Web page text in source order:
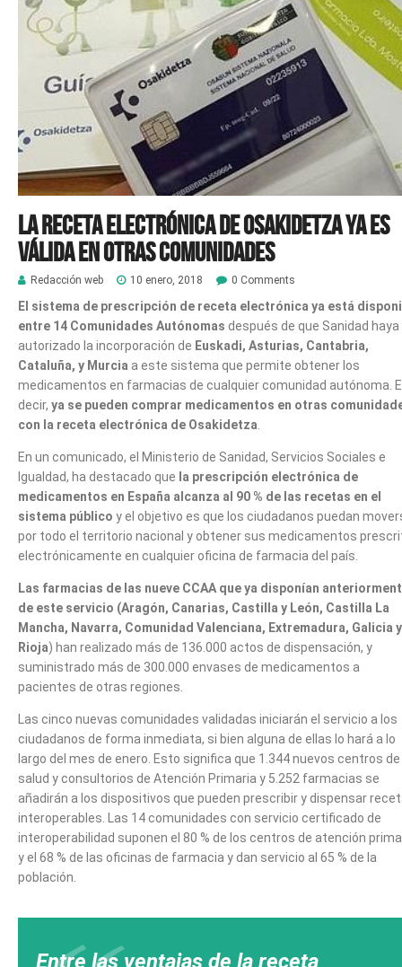
La receta electrónica de Osakidetza ya es
válida en otras comunidades
Redacción web 10 enero, 2018 0 Comments
El sistema de prescripción de receta electrónica ya está
entre 14 Comunidades Autónomas después de que Sanidad haya
autorizado la incorporación de Euskadi, Asturias, Cantabria,
Cataluña, y Murcia a este sistema que permite obtener los
medicamentos en farmacias de cualquier comunidad autónoma.
decir, ya se pueden comprar medicamentos en otras
con la receta electrónica de Osakidetza
En un comunicado, el Ministerio de Sanidad, Servicios Sociales e
Igualdad, ha destacado que la prescripción electrónica de
medicamentos en España alcanza al 90 % de las recetas en el
sistema público y el objetivo es que los ciudadanos puedan
por todo el territorio nacional y obtener sus medicamentos
electrónicamente en cualquier oficina de farmacia del país.
Las farmacias de las nueve CCAA que ya disponían
de este servicio (Aragón, Canarias, Castilla y León, Castilla La
Mancha, Navarra, Comunidad Valenciana, Extremadura, Galicia
Rioja) han realizado más de 136.000 actos de dispensación, y
suministrado más de 300.000 envases de medicamentos a
pacientes de otras regiones.
Las cinco nuevas comunidades validadas iniciarán el servicio a los
ciudadanos de forma inmediata, si bien alguna de ellas lo hará a lo
largo del mes de enero. Esto significa que 1.344 nuevos centros de
salud y consultorios de Atención Primaria y 5.252 farmacias se
añadirán a los dispositivos que pueden prescribir y dispensar
interoperables. Las 14 comunidades con servicio certificado de
interoperabilidad suponen el 80 % de los centros de atención
y el 68 % de las oficinas de farmacia y dan servicio al 65 % de la
población.
Entre las ventajas de la receta